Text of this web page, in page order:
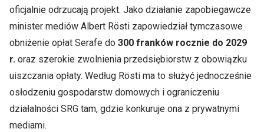
oficjalnie odrzucają projekt. Jako działanie zapobiegawcze
minister mediów Albert Rösti zapowiedział tymczasowe
obniżenie opłat Serafe do 300 franków rocznie do 2029
r. oraz szerokie zwolnienia przedsiębiorstw z obowiązku
uiszczania opłaty. Według Rösti ma to służyć jednocześnie
osłodzeniu gospodarstw domowych i ograniczeniu
działalności SRG tam, gdzie konkuruje ona z prywatnymi
mediami.